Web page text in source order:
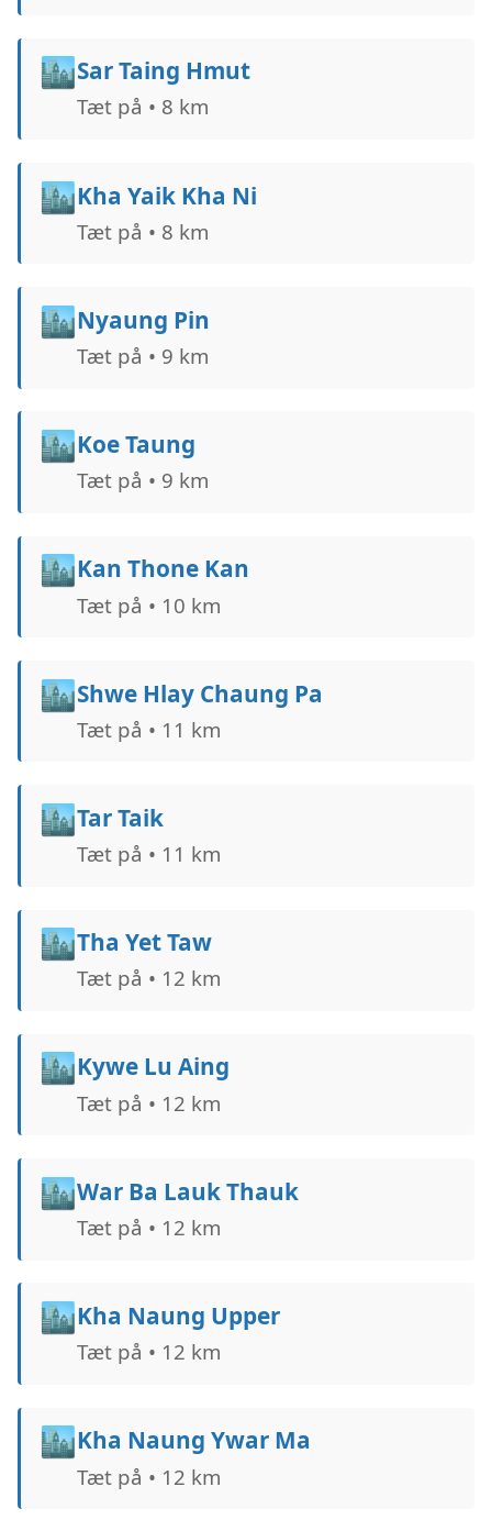
🏙️Sar Taing Hmut
Tæt på • 8 km
🏙️Kha Yaik Kha Ni
Tæt på • 8 km
🏙️Nyaung Pin
Tæt på • 9 km
🏙️Koe Taung
Tæt på • 9 km
🏙️Kan Thone Kan
Tæt på • 10 km
🏙️Shwe Hlay Chaung Pa
Tæt på • 11 km
🏙️Tar Taik
Tæt på • 11 km
🏙️Tha Yet Taw
Tæt på • 12 km
🏙️Kywe Lu Aing
Tæt på • 12 km
🏙️War Ba Lauk Thauk
Tæt på • 12 km
🏙️Kha Naung Upper
Tæt på • 12 km
🏙️Kha Naung Ywar Ma
Tæt på • 12 km